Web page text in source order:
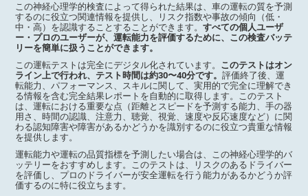
この神経心理学的検査によって得られた結果は、車の運転の質を予測
するのに役立つ関連情報を提供し、リスク指数や事故の傾向（低・
中・高）を認識することすることができます。すべての個人ユーザ
ー・プロのユーザーが、運転能力を評価するために、この検査バッテ
リーを簡単に扱うことができます。
この運転テストは完全にデジタル化されています。 このテストはオン
ライン上で行われ、テスト時間は約30〜40分です。評価終了後、運
転能力、パフォーマンス、スキルに関して、実用的で完全に理解でき
る情報を含む完全結果レポートを自動的に取得します。このテスト
は、運転における重要な点（距離とスピードを予測する能力、手の器
用さ、時間の認識、注意力、聴覚、視覚、速度や反応速度など）に関
わる認知障害や障害があるかどうかを識別するのに役立つ貴重な情報
を提供します。
運転能力や運転の品質指標を予測したい場合は、この神経心理学的バ
ッテリーをおすすめします。このテストは、リスクのあるドライバー
を評価し、プロのドライバーが安全運転を行う能力があるかどうか評
価するのに特に役立ちます。